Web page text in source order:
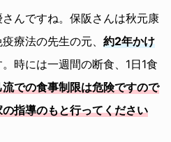
んですね。保阪さんは秋元康
療法の先生の元、 約2年かけ
時には一週間の断食、1日1食
流での食事制限は危険ですので
指導のもと行ってください